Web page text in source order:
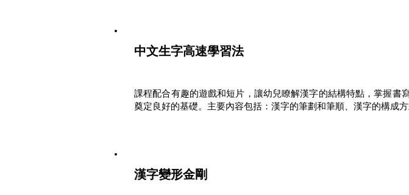
中文生字高速學習法
課程配合有趣的遊戲和短片，讓幼兒瞭解漢字的結構特點，掌握
奠定良好的基礎。主要內容包括：漢字的筆劃和筆順、漢字的構成
漢字變形金剛